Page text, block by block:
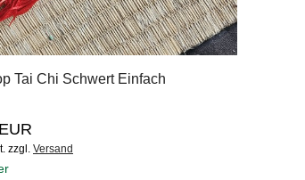
Tai Chi Schwert Einfach
zzgl. Versand